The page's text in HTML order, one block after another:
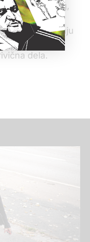
ostalog,
u poslovanju
dela.